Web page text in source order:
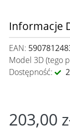
Informacje
EAN:
Model 3D (tego
Dostępność:
203,00